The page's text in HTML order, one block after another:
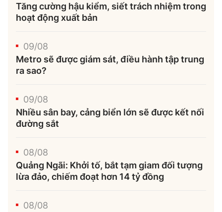
Tăng cường hậu kiểm, siết trách nhiệm trong
hoạt động xuất bản
09/08
Metro sẽ được giám sát, điều hành tập trung
ra sao?
09/08
Nhiều sân bay, cảng biển lớn sẽ được kết nối
đường sắt
08/08
Quảng Ngãi: Khởi tố, bắt tạm giam đối tượng
lừa đảo, chiếm đoạt hơn 14 tỷ đồng
08/08